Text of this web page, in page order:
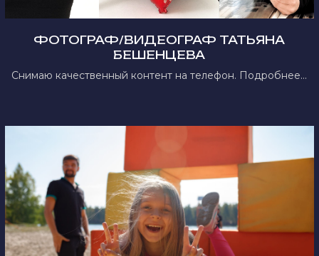
ФОТОГРАФ/ВИДЕОГРАФ ТАТЬЯНА
БЕШЕНЦЕВА
Снимаю качественный контент на телефон. Подробнее...